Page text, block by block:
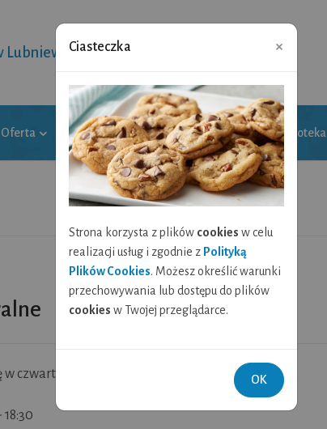
Lubniewicach
Oferta Galeria Wytwornica kultury Biblioteka
czwartki
Ciasteczka ×
Strona korzysta z plików cookies w celu
realizacji usług i zgodnie z Polityką
Plików Cookies. Możesz określić warunki
przechowywania lub dostępu do plików
cookies w Twojej przeglądarce.
OK